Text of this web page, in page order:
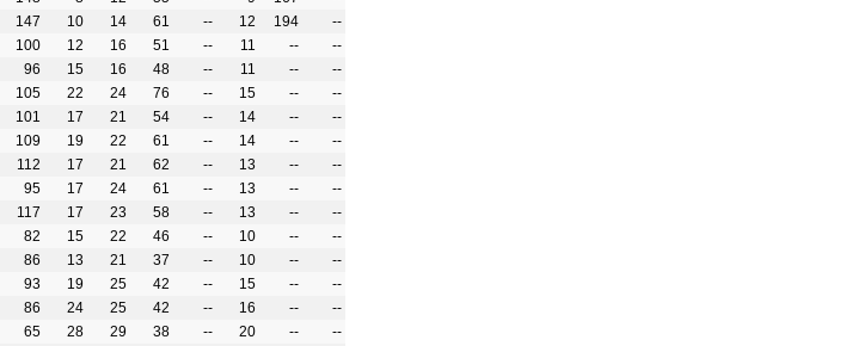
147 10 14 61 -- 12 194
--
100 12 16 51 -- 11 --
--
96 15 16 48 -- 11 --
--
105 22 24 76 -- 15 --
--
101 17 21 54 -- 14 --
--
109 19 22 61 -- 14 --
--
112 17 21 62 -- 13 --
--
95 17 24 61 -- 13 --
--
117 17 23 58 -- 13 --
--
82 15 22 46 -- 10 --
--
86 13 21 37 -- 10 --
--
93 19 25 42 -- 15 --
--
86 24 25 42 -- 16 --
--
65 28 29 38 -- 20 --
--